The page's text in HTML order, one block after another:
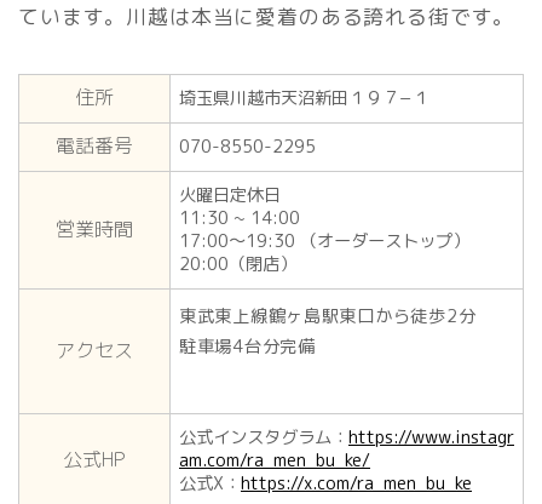
ています。川越は本当に愛着のある誇れる街です。
住所 埼玉県川越市天沼新田１９７−１
電話番号 070-8550-2295
営業時間
火曜日定休日
11:30 ~ 14:00
17:00～19:30 （オーダーストップ）
20:00（閉店）
アクセス
東武東上線鶴ヶ島駅東口から徒歩2分
駐車場4台分完備
公式HP
公式インスタグラム： https://www.instagr
am.com/ra_men_bu_ke/
公式X： https://x.com/ra_men_bu_ke